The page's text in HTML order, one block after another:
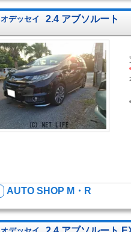
オデッセイ 2.4 アブソルート
AUTO SHOP M・R